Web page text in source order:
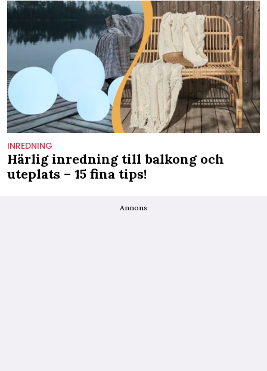
INREDNING
Härlig inredning till balkong och
uteplats – 15 fina tips!
Annons